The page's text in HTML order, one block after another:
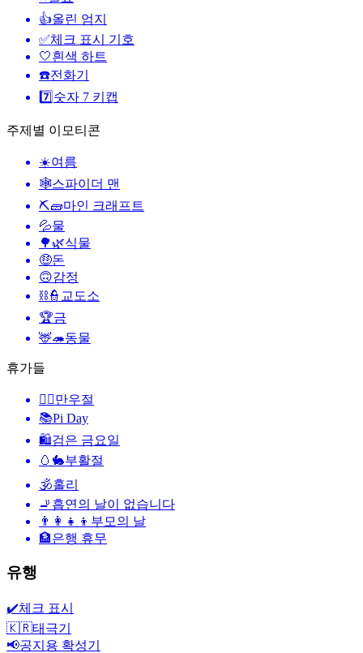
👍올린 엄지
✅체크 표시 기호
🤍흰색 하트
☎️전화기
7️⃣ 숫자 7 키캡
주제별 이모티콘
☀️여름
🕸️스파이더 맨
⛏🧱마인 크래프트
💦물
🌳🌿식물
🤑돈
🙃감정
⛓️👮 교도소
🏆금
🦌🦔동물
휴가들
🙆‍♂️만우절
📚Pi Day
🛍검은 금요일
🥚🐇부활절
🕉홀리
🚬 흡연의 날이 없습니다
👨‍👩‍👧‍👦 부모의 날
🏦은행 휴무
유행
✔️체크 표시
🇰🇷태극기
📢공지용 확성기